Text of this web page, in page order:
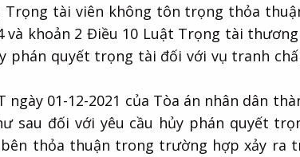
Trọng tài viên không tôn trọng thỏa
khoản 2 Điều 10 Luật Trọng tài thương
phán quyết trọng tài đối với vụ tranh
01-12-2021 của Tòa án nhân dân
sau đối với yêu cầu hủy phán quyết
bên thỏa thuận trong trường hợp xảy ra